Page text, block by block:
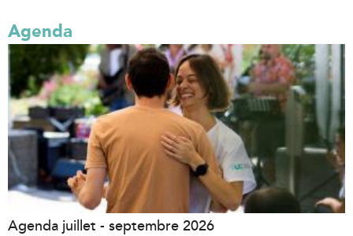
Agenda
Agenda juillet - septembre 2026